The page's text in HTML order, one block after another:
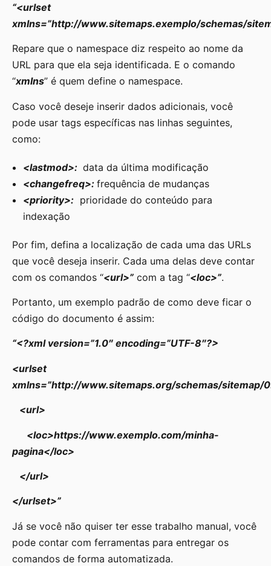
“<urlset
xmlns=”http://www.sitemaps.exemplo/schemas/
Repare que o namespace diz respeito ao nome da
URL para que ela seja identificada. E o comando
“xmlns” é quem define o namespace.
Caso você deseje inserir dados adicionais, você
pode usar tags específicas nas linhas seguintes,
como:
<lastmod>: data da última modificação
<changefreq>: frequência de mudanças
<priority>: prioridade do conteúdo para
indexação
Por fim, defina a localização de cada uma das URLs
que você deseja inserir. Cada uma delas deve contar
com os comandos “<url>” com a tag “<loc>”.
Portanto, um exemplo padrão de como deve ficar o
código do documento é assim:
“<?xml version=”1.0″ encoding=”UTF-8″?>
<urlset
xmlns=”http://www.sitemaps.org/schemas/sitemap/
<url>
<loc>https://www.exemplo.com/minha-
pagina</loc>
</url>
</urlset>”
Já se você não quiser ter esse trabalho manual, você
pode contar com ferramentas para entregar os
comandos de forma automatizada.